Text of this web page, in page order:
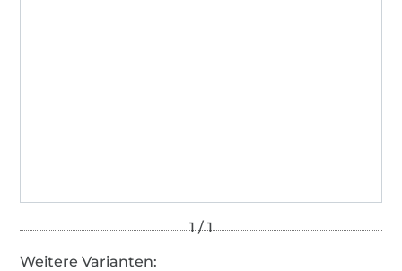
Weitere Varianten: